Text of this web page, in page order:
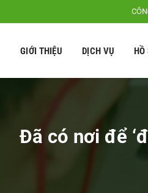
GIỚI THIỆU DỊCH VỤ HỒ
Đã có nơi để